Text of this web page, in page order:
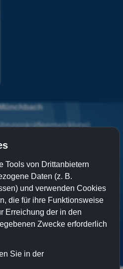
level Coach
1
Oersberg
4642 - 921 24 61
zum-erfolg.de
auf Xing
Tools von Drittanbietern
Daten (z. B.
und verwenden Cookies
die für ihre Funktionsweise
Erreichung der in den
Zwecke erforderlich
Sie in der